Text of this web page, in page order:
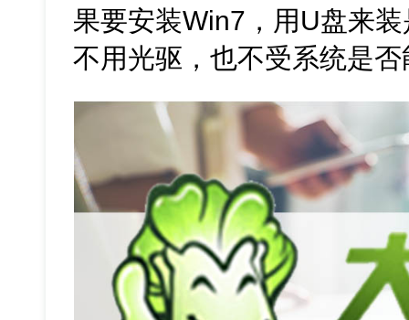
果要安装Win7，用U盘来
不用光驱，也不受系统是